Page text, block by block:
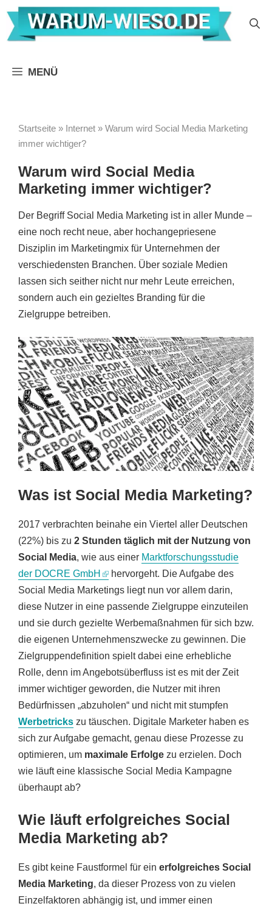
Zum
Inhalt
springen
MENÜ
Startseite » Internet » Warum wird Social Media Marketing
immer wichtiger?
Warum wird Social Media
Marketing immer wichtiger?
Der Begriff Social Media Marketing ist in aller Munde –
eine noch recht neue, aber hochangepriesene
Disziplin im Marketingmix für Unternehmen der
verschiedensten Branchen. Über soziale Medien
lassen sich seither nicht nur mehr Leute erreichen,
sondern auch ein gezieltes Branding für die
Zielgruppe betreiben.
Was ist Social Media Marketing?
2017 verbrachten beinahe ein Viertel aller Deutschen
(22%) bis zu 2 Stunden täglich mit der Nutzung von
Social Media, wie aus einer Marktforschungsstudie
der DOCRE GmbH
hervorgeht. Die Aufgabe des
Social Media Marketings liegt nun vor allem darin,
diese Nutzer in eine passende Zielgruppe einzuteilen
und sie durch gezielte Werbemaßnahmen für sich bzw.
die eigenen Unternehmenszwecke zu gewinnen. Die
Zielgruppendefinition spielt dabei eine erhebliche
Rolle, denn im Angebotsüberfluss ist es mit der Zeit
immer wichtiger geworden, die Nutzer mit ihren
Bedürfnissen „abzuholen“ und nicht mit stumpfen
Werbetricks zu täuschen. Digitale Marketer haben es
sich zur Aufgabe gemacht, genau diese Prozesse zu
optimieren, um maximale Erfolge zu erzielen. Doch
wie läuft eine klassische Social Media Kampagne
überhaupt ab?
Wie läuft erfolgreiches Social
Media Marketing ab?
Es gibt keine Faustformel für ein erfolgreiches Social
Media Marketing, da dieser Prozess von zu vielen
Einzelfaktoren abhängig ist, und immer einen